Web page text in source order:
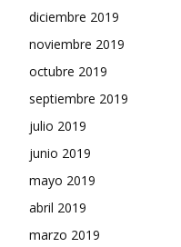
diciembre 2019
noviembre 2019
octubre 2019
septiembre 2019
julio 2019
junio 2019
mayo 2019
abril 2019
marzo 2019